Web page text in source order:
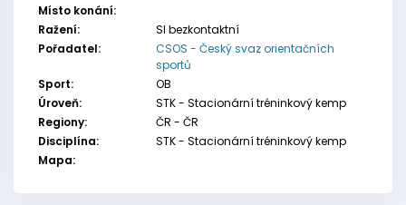
Místo konání:
Ražení:
SI bezkontaktní
Pořadatel:
CSOS - Český svaz orientačních
sportů
Sport:
OB
Úroveň:
STK - Stacionární tréninkový kemp
Regiony:
ČR - ČR
Disciplína:
STK - Stacionární tréninkový kemp
Mapa: